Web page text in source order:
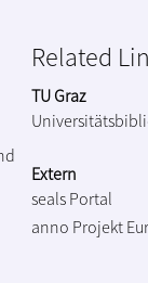
Related
TU Graz
Extern
seals Portal
anno Projekt